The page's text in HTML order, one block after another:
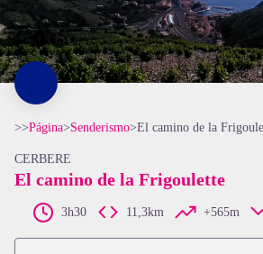
>>Página>Senderismo>El camino de la
CERBERE
El camino de la Frigoulette
3h30 11,3km +565m